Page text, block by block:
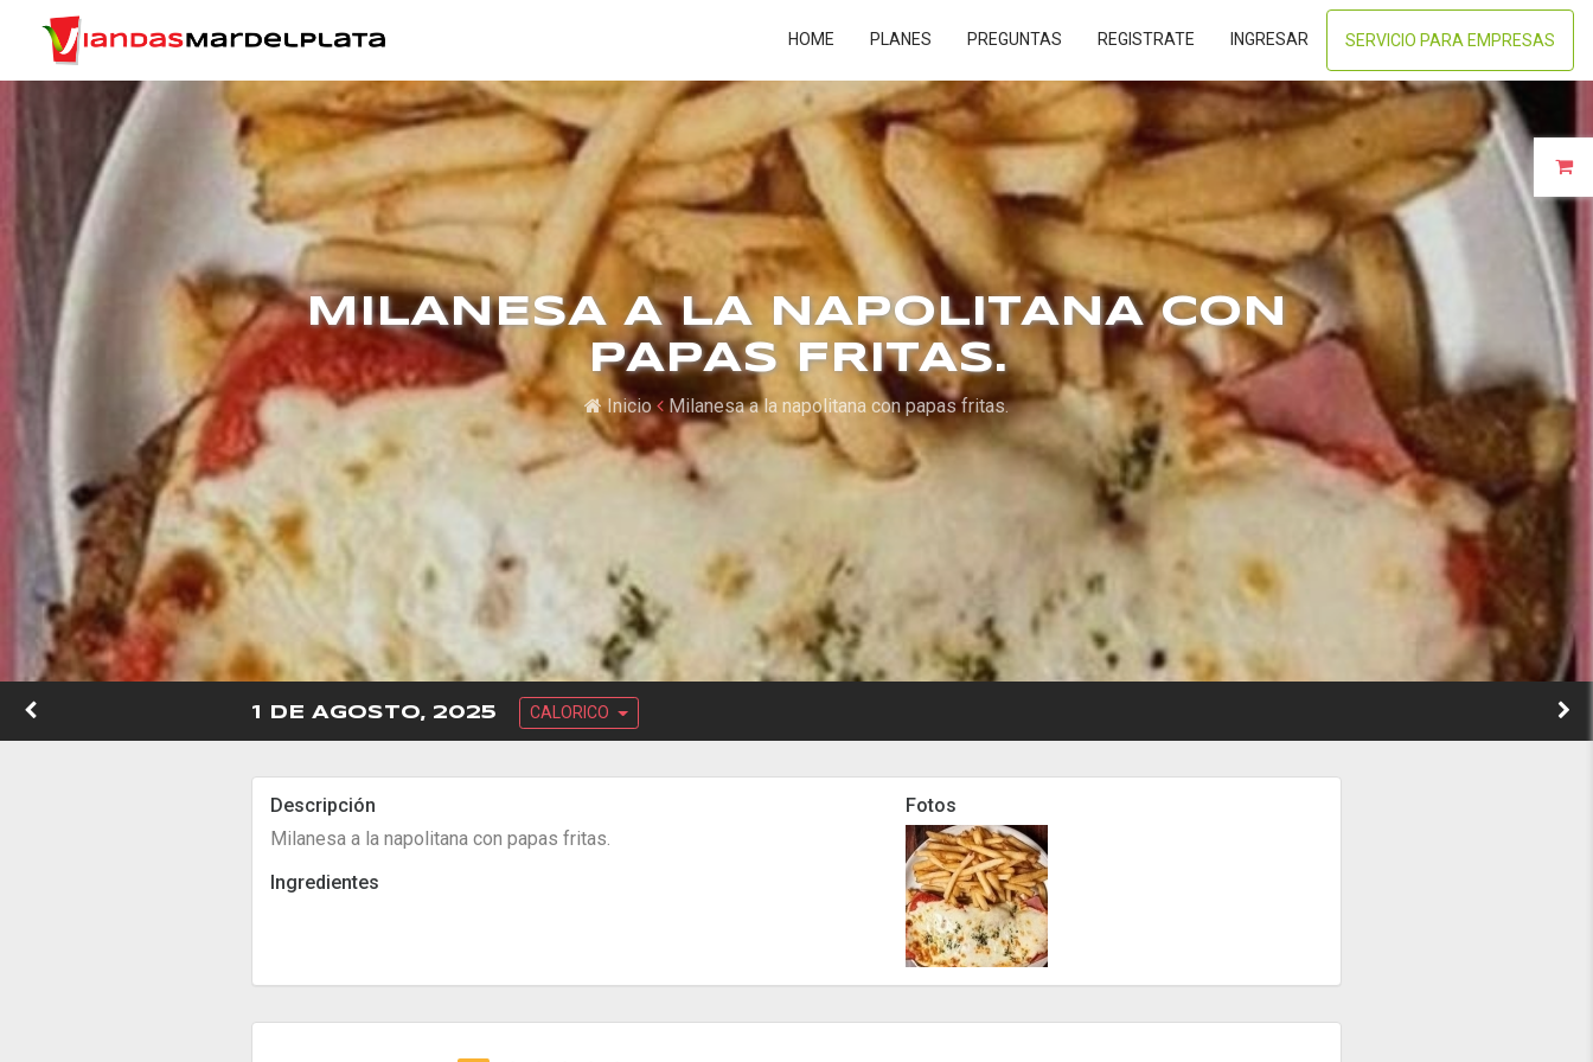
HOME PLANES PREGUNTAS REGISTRATE INGRESAR SERVICIO PARA EMPRESAS
MILANESA A LA NAPOLITANA CON
PAPAS FRITAS.
Inicio Milanesa a la napolitana con papas fritas.
1 DE AGOSTO, 2025 CALORICO
Descripción
Milanesa a la napolitana con papas fritas.
Ingredientes
Fotos